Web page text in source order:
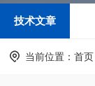
技术文章
当前位置： 首页